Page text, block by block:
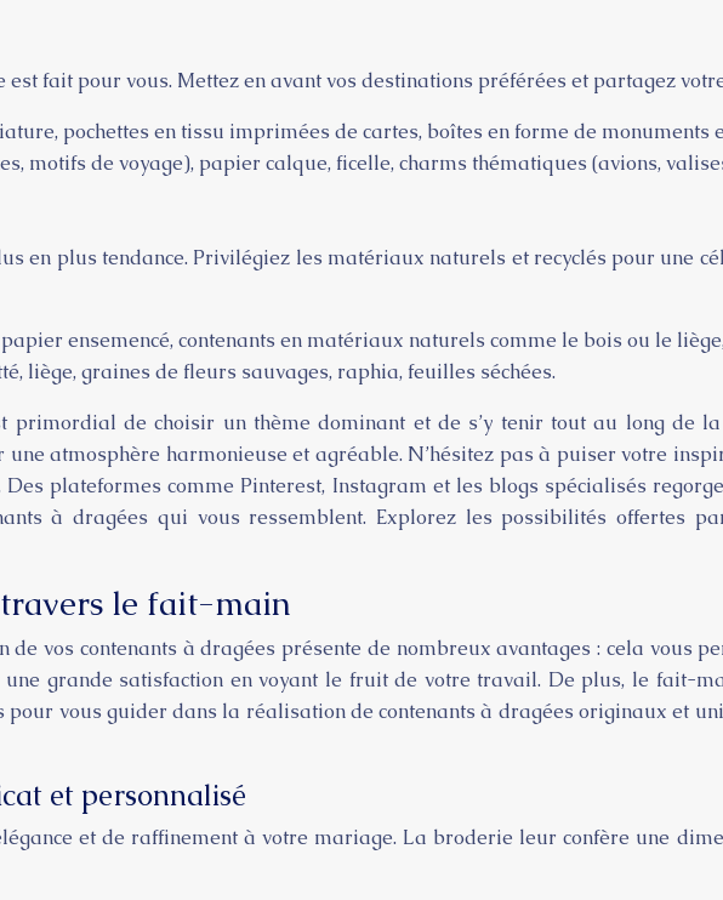
est fait pour vous. Mettez en avant vos destinations préférées et partagez
pochettes en tissu imprimées de cartes, boîtes en forme de monuments
motifs de voyage), papier calque, ficelle, charms thématiques (avions,
en plus tendance. Privilégiez les matériaux naturels et recyclés pour une
ensemencé, contenants en matériaux naturels comme le bois ou le
liège, graines de fleurs sauvages, raphia, feuilles séchées.
primordial de choisir un thème dominant et de s’y tenir tout au long de
atmosphère harmonieuse et agréable. N’hésitez pas à puiser votre
plateformes comme Pinterest, Instagram et les blogs spécialisés
à dragées qui vous ressemblent. Explorez les possibilités offertes
le fait-main
vos contenants à dragées présente de nombreux avantages : cela vous
grande satisfaction en voyant le fruit de votre travail. De plus, le fait-
vous guider dans la réalisation de contenants à dragées originaux et
et personnalisé
et de raffinement à votre mariage. La broderie leur confère une